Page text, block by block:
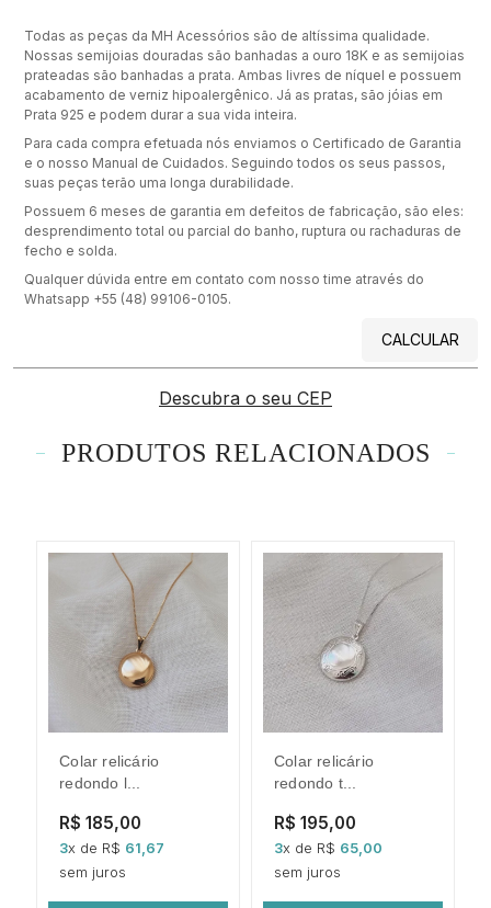
Todas as peças da MH Acessórios são de altíssima qualidade.
Nossas semijoias douradas são banhadas a ouro 18K e as semijoias
prateadas são banhadas a prata. Ambas livres de níquel e possuem
acabamento de verniz hipoalergênico. Já as pratas, são jóias em
Prata 925 e podem durar a sua vida inteira.
Para cada compra efetuada nós enviamos o Certificado de Garantia
e o nosso Manual de Cuidados. Seguindo todos os seus passos,
suas peças terão uma longa durabilidade.
Possuem 6 meses de garantia em defeitos de fabricação, são eles:
desprendimento total ou parcial do banho, ruptura ou rachaduras de
fecho e solda.
Qualquer dúvida entre em contato com nosso time através do
Whatsapp +55 (48) 99106-0105.
CALCULAR
Descubra o seu CEP
PRODUTOS RELACIONADOS
colar relicário
redondo l...
R$ 185,00
3x de R$ 61,67
sem juros
colar relicário
redondo t...
R$ 195,00
3x de R$ 65,00
sem juros